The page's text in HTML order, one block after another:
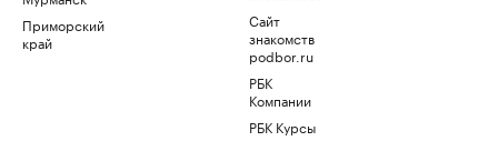
Приморский
край
Сайт
знакомств
podbor.ru
РБК
Компании
РБК Курсы